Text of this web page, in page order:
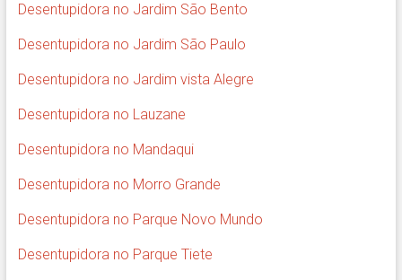
Desentupidora no Jardim São Bento
Desentupidora no Jardim São Paulo
Desentupidora no Jardim vista Alegre
Desentupidora no Lauzane
Desentupidora no Mandaqui
Desentupidora no Morro Grande
Desentupidora no Parque Novo Mundo
Desentupidora no Parque Tiete